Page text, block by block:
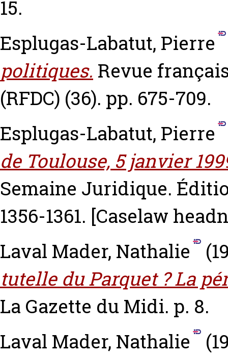
15.
Esplugas-Labatut, Pierre
politiques. Revue
(RFDC) (36). pp. 675-709.
Esplugas-Labatut, Pierre
de Toulouse, 5 janvier
Semaine Juridique.
1356-1361. [Caselaw
Laval Mader, Nathalie
tutelle du Parquet ? La
La Gazette du Midi. p. 8.
Laval Mader, Nathalie